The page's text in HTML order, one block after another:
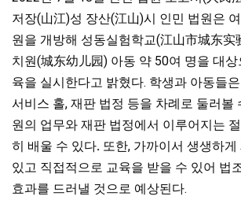
저장(山江)성 장산(江山)시 인민 법원은
원을 개방해 성동실험학교(江山市城东实
치원(城东幼儿园) 아동 약 50여 명을 대
육을 실시한다고 밝혔다. 학생과 아동들
서비스 홀, 재판 법정 등을 차례로 둘러볼
원의 업무와 재판 법정에서 이루어지는
히 배울 수 있다. 또한, 가까이서 생생하
있고 직접적으로 교육을 받을 수 있어 법
효과를 드러낼 것으로 예상된다.